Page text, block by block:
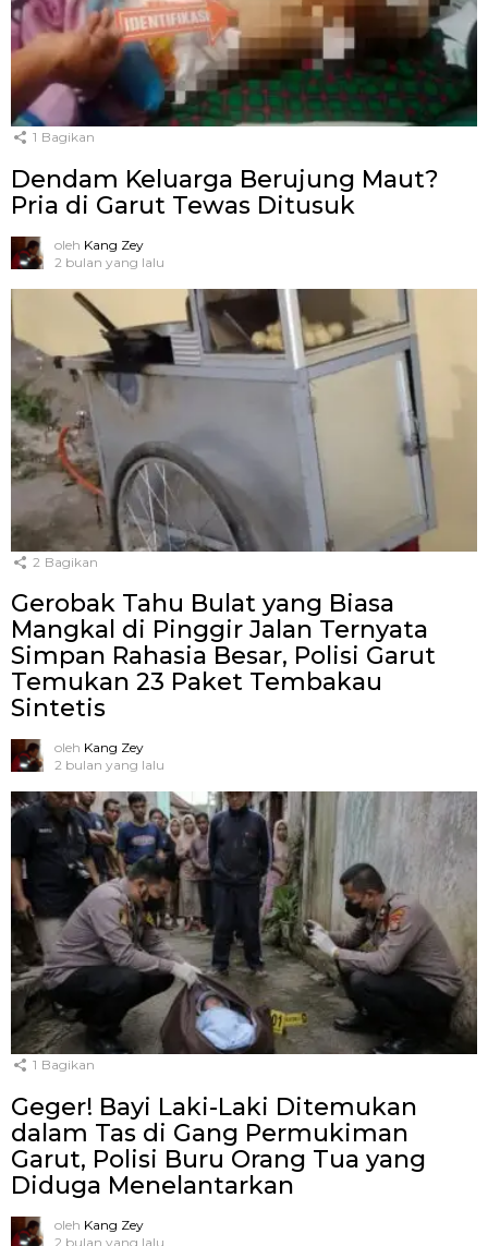
1 Bagikan
Dendam Keluarga Berujung Maut?
Pria di Garut Tewas Ditusuk
oleh Kang Zey
2 bulan yang lalu
2 Bagikan
Gerobak Tahu Bulat yang Biasa
Mangkal di Pinggir Jalan Ternyata
Simpan Rahasia Besar, Polisi Garut
Temukan 23 Paket Tembakau
Sintetis
oleh Kang Zey
2 bulan yang lalu
1 Bagikan
Geger! Bayi Laki-Laki Ditemukan
dalam Tas di Gang Permukiman
Garut, Polisi Buru Orang Tua yang
Diduga Menelantarkan
oleh Kang Zey
2 bulan yang lalu